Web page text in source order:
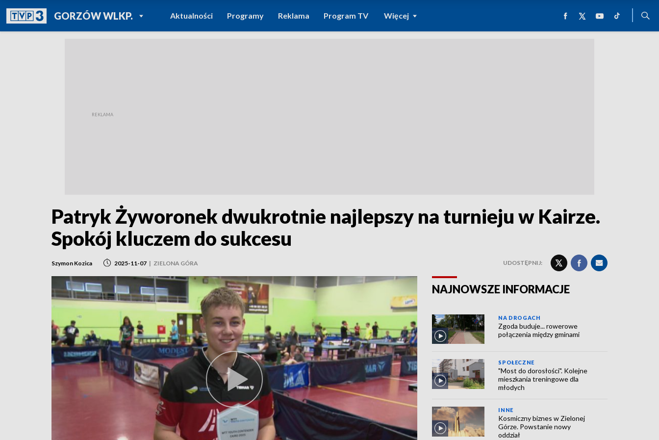
GORZÓW WLKP.POWRÓT DO
TVP REGIONY
Aktualności Programy Reklama Program TV Więcej
Patryk Żyworonek dwukrotnie najlepszy na turnieju w Kairze.
Spokój kluczem do sukcesu
Szymon Kozica 2025-11-07 | ZIELONA GÓRA UDOSTĘPNIJ:
NAJNOWSZE INFORMACJE
NA DROGACH
Zgoda buduje... rowerowe
połączenia między gminami
SPOŁECZNE
"Most do dorosłości". Kolejne
mieszkania treningowe dla
młodych
INNE
Kosmiczny biznes w Zielonej
Górze. Powstanie nowy
oddział